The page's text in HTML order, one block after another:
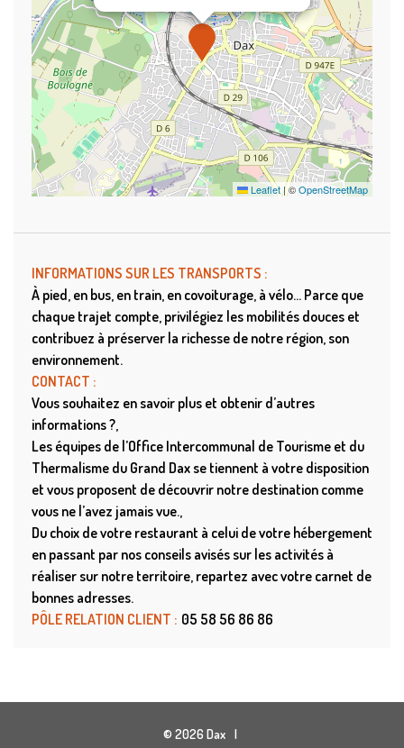
Leaflet|©OpenStreetMap
INFORMATIONS SUR LES TRANSPORTS :
À pied, en bus, en train, en covoiturage, à vélo… Parce que
chaque trajet compte, privilégiez les mobilités douces et
contribuez à préserver la richesse de notre région, son
environnement.
CONTACT :
Vous souhaitez en savoir plus et obtenir d’autres
informations ?
Les équipes de l’Office Intercommunal de Tourisme et du
Thermalisme du Grand Dax se tiennent à votre disposition
et vous proposent de découvrir notre destination comme
vous ne l’avez jamais vue.
Du choix de votre restaurant à celui de votre hébergement
en passant par nos conseils avisés sur les activités à
réaliser sur notre territoire, repartez avec votre carnet de
bonnes adresses.
PÔLE RELATION CLIENT : 05 58 56 86 86
© 2026 Dax